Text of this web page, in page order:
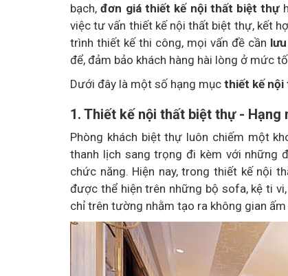
bạch,đơn giá thiết kế nội thất biệt thự
việc tư vấn thiết kế nội thất biệt thự, kết
trình thiết kế thi công, mọi vấn đề cần
để, đảm bảo khách hàng hài lòng ở mức
Dưới đây là một số hạng mục thiết kế
1. Thiết kế nội thất biệt thự - Hạng
Phòng khách biệt thự luôn chiếm một
thanh lịch sang trọng đi kèm với những
chức năng. Hiện nay, trong thiết kế nội
được thể hiện trên những bộ sofa, kệ ti
chỉ trên tường nhằm tạo ra không gian